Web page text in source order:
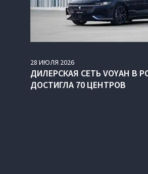
28 ИЮЛЯ 2026
ДИЛЕРСКАЯ СЕТЬ VOYAH В
ДОСТИГЛА 70 ЦЕНТРОВ